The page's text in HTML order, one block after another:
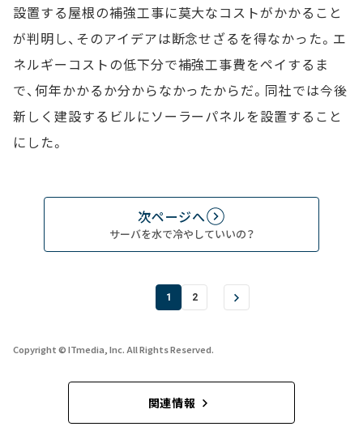
設置する屋根の補強工事に莫大なコストがかかること
が判明し、そのアイデアは断念せざるを得なかった。エ
ネルギーコストの低下分で補強工事費をペイするま
で、何年かかるか分からなかったからだ。同社では今後
新しく建設するビルにソーラーパネルを設置すること
にした。
次ページへ
サーバを水で冷やしていいの？
1 2
Copyright © ITmedia, Inc. All Rights Reserved.
関連情報